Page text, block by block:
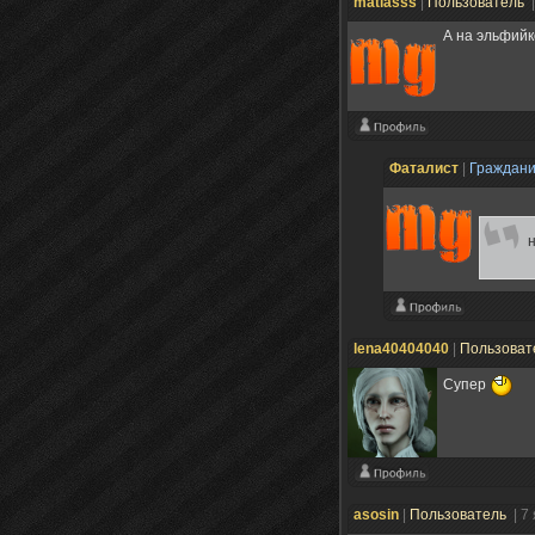
А на
Фаталист
lena40404040
Супер
asosin Пользователь |